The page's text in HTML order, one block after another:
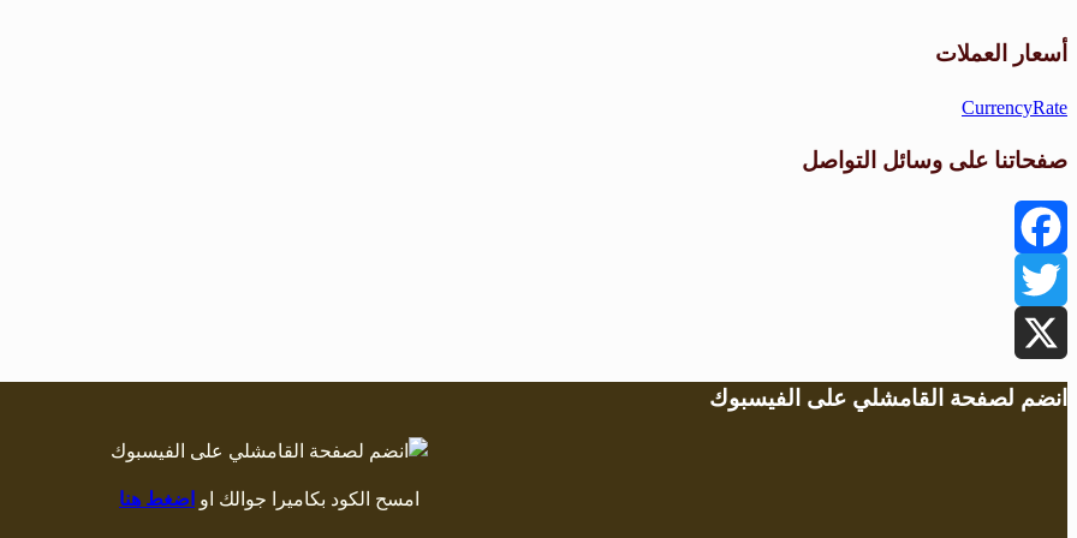
أسعار العملات
CurrencyRate
صفحاتنا على وسائل التواصل
Facebook
Twitter
X
انضم لصفحة القامشلي على الفيسبوك
امسح الكود بكاميرا جوالك او اضغط هنا